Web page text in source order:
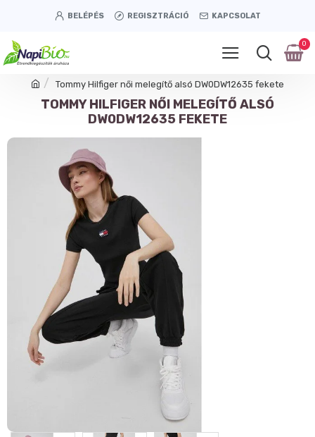
BELÉPÉS REGISZTRÁCIÓ KAPCSOLAT
0
Tommy Hilfiger női melegítő alsó DW0DW12635 fekete
TOMMY HILFIGER NŐI MELEGÍTŐ ALSÓ
DW0DW12635 FEKETE